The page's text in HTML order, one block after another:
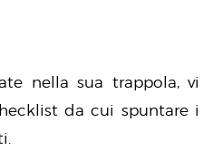
nella sua trappola, vi
da cui spuntare i